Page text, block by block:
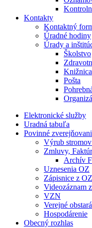
Kontakty
Kontaktný
Úradné hodiny
Úrady a
Školstvo
Knižnica
Pošta
Elektronické služby
Uradná tabuľa
Povinné
Výrub
Zmluvy,
Archív
Uznesenia OZ
Zápisnice z OZ
Videozáznam
VZN
Verejné
Hospodárenie
Obecný rozhlas